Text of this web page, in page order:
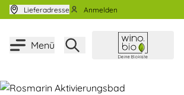
Zum Inhalt springen
Lieferadresse Anmelden
Menü